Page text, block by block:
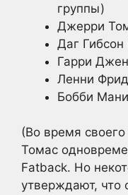
группы)
Джерри
Даг Гибсон
Гарри
Ленни
Бобби
(Во время
Томас
Fatback. Но
утверждают, что